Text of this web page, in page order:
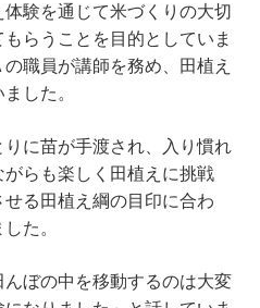
験を通じて米づくりの大切
らうことを目的としていま
職員が講師を務め、田植え
した。
に苗が手渡され、入り慣れ
らも楽しく田植えに挑戦
る田植え綱の目印に合わ
た。
ぼの中を移動するのは大変